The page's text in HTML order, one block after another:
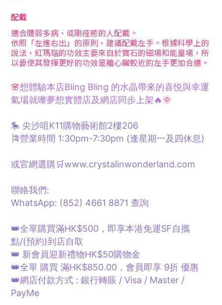
配戴
適合體弱多病、或剛痊癒的人配戴。
依照「左進右出」的原則，建議配戴左手。根據科學上的
說法，紅瑪瑙的功效主要來自於寶石的磁場和能量場，所
以要使其發揮更好的功效是離心臟較近的左手更加合適。
🌸想體驗本店Bling Bling 的水晶帶來的喜悦與幸運
氣場就嚟夢想實體店及網店同步上架🔥🌞
🎠 尖沙咀K11購物藝術館2樓206
🎏營業時間 1:30pm-7:30pm (逢星期一及四休息)
或官網選購🛒www.crystalinwonderland.com
聯絡我們:
WhatsApp: (852) 4661 8871 查詢
👑全單購買滿HK$500，即享本港免運SF自攜
點/(預約)到店自取
👑 新會員迎新禮物HK$50購物金
👑全單 購買 滿HK$850.00，會員即享 9折 優惠
👑網店付款方式 : 銀行轉賬 / Visa / Master /
PayMe